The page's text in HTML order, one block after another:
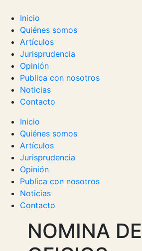
Inicio
Quiénes somos
Artículos
Jurisprudencia
Opinión
Publica con nosotros
Noticias
Contacto
Inicio
Quiénes somos
Artículos
Jurisprudencia
Opinión
Publica con nosotros
Noticias
Contacto
NOMINA DE